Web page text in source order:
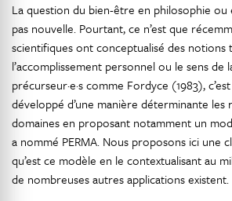
La question du bien-être en philosophie ou
pas nouvelle. Pourtant, ce n’est que
scientifiques ont conceptualisé des notions
l’accomplissement personnel ou le sens de
précurseur·e·s comme Fordyce (1983),
développé d’une manière déterminante les
domaines en proposant notamment un
a nommé PERMA. Nous proposons ici une
qu’est ce modèle en le contextualisant au
de nombreuses autres applications existent.